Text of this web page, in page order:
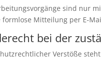
sind nur
formlose Mitteilung per E-
bei der
Verstöße